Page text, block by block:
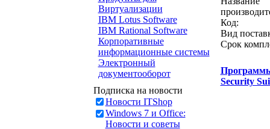
Виртуализации
IBM Lotus Software
IBM Rational Software
Корпоративные
информационные системы
Электронный
документооборот
Подписка на новости
Новости ITShop
Windows 7 и Office:
Новости и советы
Код:
Вид
Срок
Security